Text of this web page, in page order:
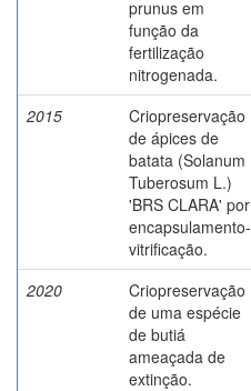
prunus em
função da
fertilização
nitrogenada.
2015
Criopreservação
de ápices de
batata (Solanum
Tuberosum L.)
'BRS CLARA' por
encapsulamento-
vitrificação.
2020
Criopreservação
de uma espécie
de butiá
ameaçada de
extinção.